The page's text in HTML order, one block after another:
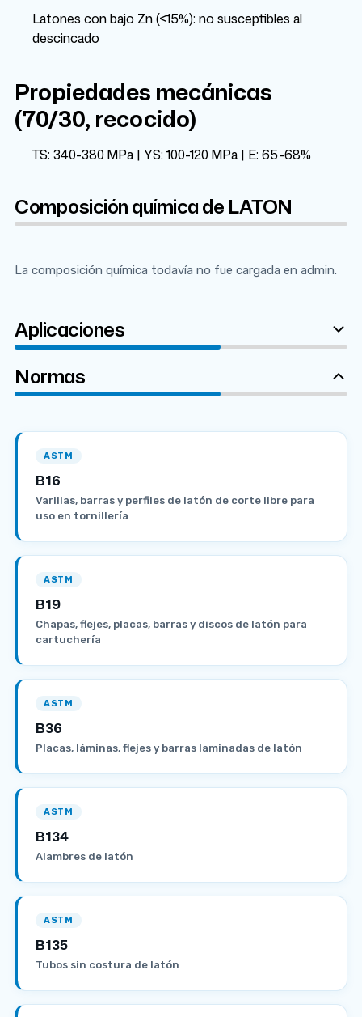
Latones con bajo Zn (<15%): no susceptibles al
descincado
Propiedades mecánicas
(70/30, recocido)
TS: 340-380 MPa | YS: 100-120 MPa | E: 65-68%
Composición química de LATON
La composición química todavía no fue cargada en admin.
Aplicaciones
Normas
ASTM
B16
Varillas, barras y perfiles de latón de corte libre para
uso en tornillería
ASTM
B19
Chapas, flejes, placas, barras y discos de latón para
cartuchería
ASTM
B36
Placas, láminas, flejes y barras laminadas de latón
ASTM
B134
Alambres de latón
ASTM
B135
Tubos sin costura de latón